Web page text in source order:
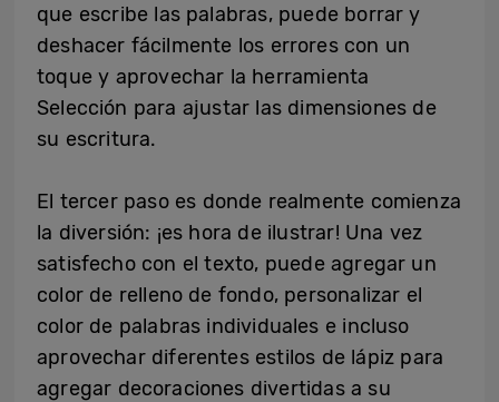
que escribe las palabras, puede borrar y
deshacer fácilmente los errores con un
toque y aprovechar la herramienta
Selección para ajustar las dimensiones de
su escritura.
El tercer paso es donde realmente comienza
la diversión: ¡es hora de ilustrar! Una vez
satisfecho con el texto, puede agregar un
color de relleno de fondo, personalizar el
color de palabras individuales e incluso
aprovechar diferentes estilos de lápiz para
agregar decoraciones divertidas a su